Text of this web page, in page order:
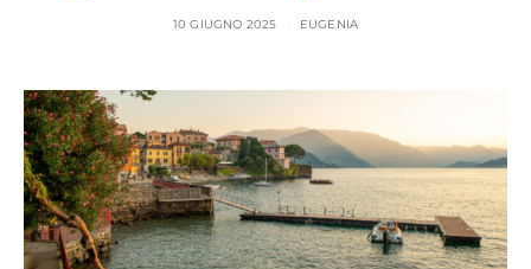
10 GIUGNO 2025 EUGENIA